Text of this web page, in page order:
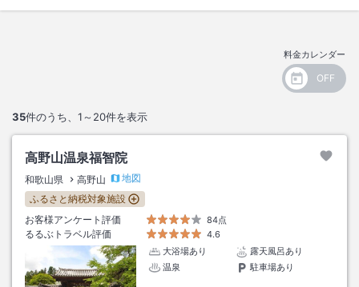
料金カレンダー
35件のうち、 1～20件を表示
高野山温泉福智院
和歌山県 高野山
地図
ふるさと納税対象施設
お客様アンケート評価
84点
るるぶトラベル評価
4.6
大浴場あり
露天風呂あり
温泉
駐車場あり